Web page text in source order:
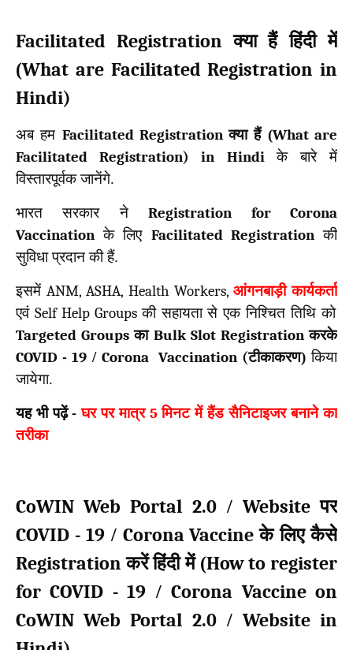
Facilitated Registrationक्या हैं हिंदी में
(What are Facilitated Registration in
Hindi)
अब हम Facilitated Registrationक्या हैं (What are
Facilitated Registration) in Hindi
के बारे में
विस्तारपूर्वक जानेंगे.
भारत सरकार नेRegistration for Corona
Vaccination के लिए Facilitated Registration की
सुविधा प्रदान की हैं.
इसमें ANM, ASHA, Health Workers, आंगनबाड़ी कार्यकर्ता
एवं Self Help Groupsकी सहायता से एक निश्चित तिथि को
Targeted Groupsका Bulk Slot Registrationकरके
COVID - 19 / Corona Vaccination (टीकाकरण) किया
जायेगा.
यह भी पढ़ें- घर पर मात्र5मिनट में हैंड सैनिटाइजर बनाने का
तरीका
CoWIN Web Portal 2.0/ Websiteपर
COVID - 19/ Corona Vaccineके लिए कैसे
Registrationकरें हिंदी में (How to register
for COVID -19 /Corona Vaccine on
CoWIN Web Portal 2.0/ Website in